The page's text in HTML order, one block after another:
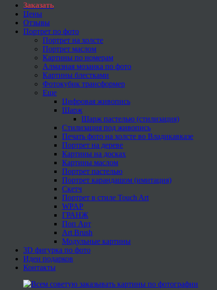
Заказать
Цены
Отзывы
Портрет по фото
Портрет на холсте
Портрет маслом
Картины по номерам
Алмазная мозаика по фото
Картины блестками
Фотокубик трансформер
Еще
Цифровая живопись
Шарж
Шарж пастелью (стилизация)
Стилизация под живопись
Печать фото на холсте во Владикавказе
Портрет на дереве
Картины на досках
Картины маслом
Портрет пастелью
Портрет карандашом (имитация)
Скетч
Портрет в стиле Touch Art
WPAP
ГРАНЖ
Поп Арт
Art Brush
Модульные картины
3D фигурка по фото
Идеи подарков
Контакты